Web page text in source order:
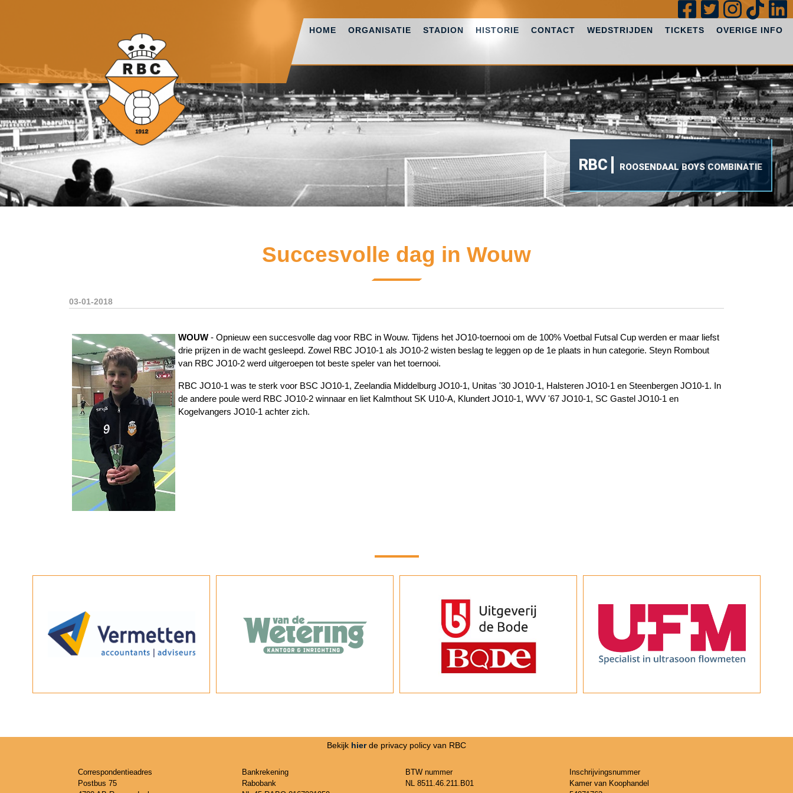
RBC ROOSENDAAL BOYS COMBINATIE
HOME ORGANISATIE STADION HISTORIE CONTACT WEDSTRIJDEN TICKETS OVERIGE INFO
Succesvolle dag in Wouw
03-01-2018
WOUW - Opnieuw een succesvolle dag voor RBC in Wouw. Tijdens het JO10-toernooi om de 100% Voetbal Futsal Cup werden er maar liefst
drie prijzen in de wacht gesleepd. Zowel RBC JO10-1 als JO10-2 wisten beslag te leggen op de 1e plaats in hun categorie. Steyn Rombout
van RBC JO10-2 werd uitgeroepen tot beste speler van het toernooi.
RBC JO10-1 was te sterk voor BSC JO10-1, Zeelandia Middelburg JO10-1, Unitas '30 JO10-1, Halsteren JO10-1 en Steenbergen JO10-1. In
de andere poule werd RBC JO10-2 winnaar en liet Kalmthout SK U10-A, Klundert JO10-1, WVV '67 JO10-1, SC Gastel JO10-1 en
Kogelvangers JO10-1 achter zich.
Bekijk hier de privacy policy van RBC
Correspondentieadres
Postbus 75
Bankrekening
Rabobank
BTW nummer
NL 8511.46.211.B01
Inschrijvingsnummer
Kamer van Koophandel